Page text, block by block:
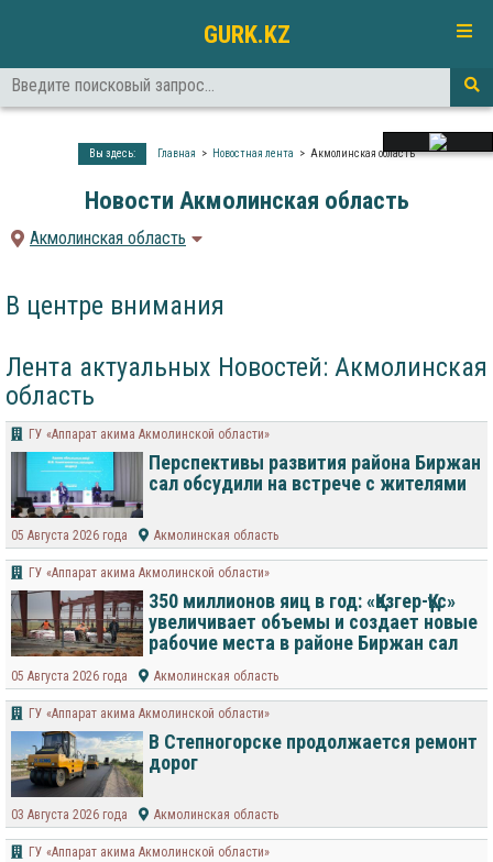
GURK.KZ
Вы здесь: Главная Новостная лента Акмолинская область
Новости Акмолинская область
Акмолинская область
В центре внимания
Лента актуальных Новостей: Акмолинская
область
ГУ «Аппарат акима Акмолинской области»
Перспективы развития района Биржан
сал обсудили на встрече с жителями
05 Августа 2026 года Акмолинская область
ГУ «Аппарат акима Акмолинской области»
350 миллионов яиц в год: «Қазгер-Құс»
увеличивает объемы и создает новые
рабочие места в районе Биржан сал
05 Августа 2026 года Акмолинская область
ГУ «Аппарат акима Акмолинской области»
В Степногорске продолжается ремонт
дорог
03 Августа 2026 года Акмолинская область
ГУ «Аппарат акима Акмолинской области»